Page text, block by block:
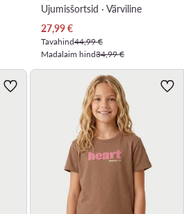
Ujumisšortsid · Värviline
Praegune hind
27,99€
Tavahind44,99 €
Madalaim hind34,99 €